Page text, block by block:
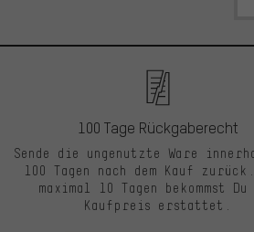
100 Tage Rückgaberecht
Sende die ungenutzte Ware
100 Tagen nach dem Kauf
maximal 10 Tagen bekommst Du
Kaufpreis erstattet.